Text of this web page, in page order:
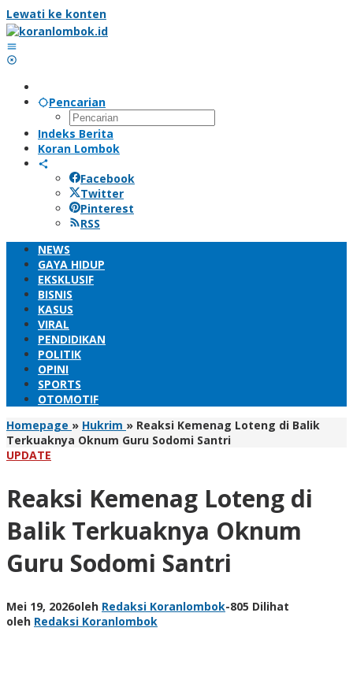
Lewati ke konten
Pencarian
Indeks Berita
Koran Lombok
Facebook
Twitter
Pinterest
RSS
NEWS
GAYA HIDUP
EKSKLUSIF
BISNIS
KASUS
VIRAL
PENDIDIKAN
POLITIK
OPINI
SPORTS
OTOMOTIF
Homepage » Hukrim » Reaksi Kemenag Loteng di Balik
Terkuaknya Oknum Guru Sodomi Santri
UPDATE
Reaksi Kemenag Loteng di
Balik Terkuaknya Oknum
Guru Sodomi Santri
Mei 19, 2026oleh Redaksi Koranlombok-805 Dilihat
oleh Redaksi Koranlombok